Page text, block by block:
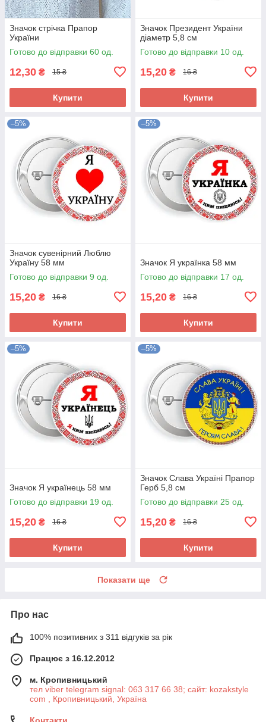
Значок стрічка Прапор
України
Готово до відправки 60 од.
12,30 ₴ 15 ₴
Купити
Значок Президент України
діаметр 5,8 см
Готово до відправки 10 од.
15,20 ₴ 16 ₴
Купити
–5%
Значок сувенірний Люблю
Україну 58 мм
Готово до відправки 9 од.
15,20 ₴ 16 ₴
Купити
–5%
Значок Я українка 58 мм
Готово до відправки 17 од.
15,20 ₴ 16 ₴
Купити
–5%
Значок Я українець 58 мм
Готово до відправки 19 од.
15,20 ₴ 16 ₴
Купити
–5%
Значок Слава Україні Прапор
Герб 5,8 см
Готово до відправки 25 од.
15,20 ₴ 16 ₴
Купити
Показати ще
Про нас
100% позитивних з 311 відгуків за рік
Працює з 16.12.2012
м. Кропивницький
тел viber telegram signal: 063 317 66 38; сайт: kozakstyle
com , Кропивницький, Україна